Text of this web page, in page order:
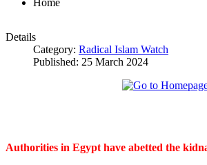
Details
Category: Radical Islam Watch
Published: 25 March 2024
Authorities in Egypt have abetted the